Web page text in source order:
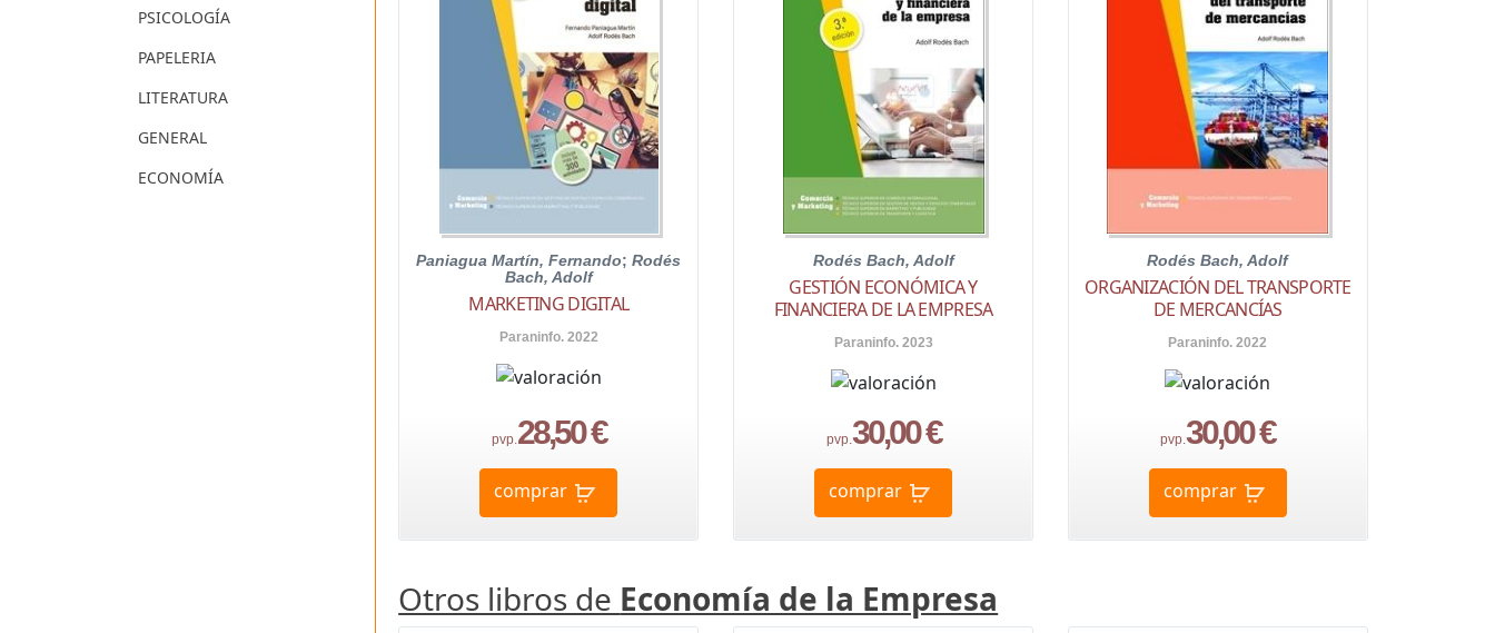
PSICOLOGÍA
PAPELERIA
LITERATURA
GENERAL
ECONOMÍA
Paniagua Martín, Fernando;Rodés
Bach, Adolf
MARKETING DIGITAL
Paraninfo. 2022
pvp.28,50 €
comprar
Rodés Bach, Adolf
GESTIÓN ECONÓMICA Y
FINANCIERA DE LA EMPRESA
Paraninfo. 2023
pvp.30,00 €
comprar
Rodés Bach, Adolf
ORGANIZACIÓN DEL TRANSPORTE
DE MERCANCÍAS
Paraninfo. 2022
pvp.30,00 €
comprar
Otros libros de Economía de la Empresa